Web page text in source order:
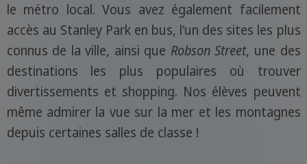
le métro local. Vous avez également facilement
accès au Stanley Park en bus, l'un des sites les plus
connus de la ville, ainsi que Robson Street, une des
destinations les plus populaires où trouver
divertissements et shopping. Nos élèves peuvent
même admirer la vue sur la mer et les montagnes
depuis certaines salles de classe !